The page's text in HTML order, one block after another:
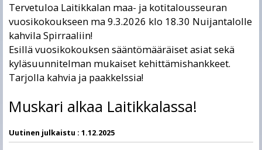
Tervetuloa Laitikkalan maa- ja kotitalousseuran
vuosikokoukseen ma 9.3.2026 klo 18.30 Nuijantalolle
kahvila Spirraaliin!
Esillä vuosikokouksen sääntömääräiset asiat sekä
kyläsuunnitelman mukaiset kehittämishankkeet.
Tarjolla kahvia ja paakkelssia!
Muskari alkaa Laitikkalassa!
Uutinen julkaistu : 1.12.2025